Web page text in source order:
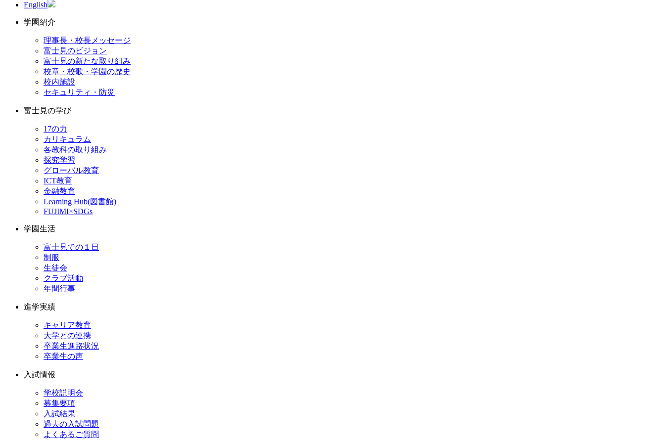
English
学園紹介
理事長・校長メッセージ
富士見のビジョン
富士見の新たな取り組み
校章・校歌・学園の歴史
校内施設
セキュリティ・防災
富士見の学び
17の力
カリキュラム
各教科の取り組み
探究学習
グローバル教育
ICT教育
金融教育
Learning Hub(図書館)
FUJIMI×SDGs
学園生活
富士見での１日
制服
生徒会
クラブ活動
年間行事
進学実績
キャリア教育
大学との連携
卒業生進路状況
卒業生の声
入試情報
学校説明会
募集要項
入試結果
過去の入試問題
よくあるご質問